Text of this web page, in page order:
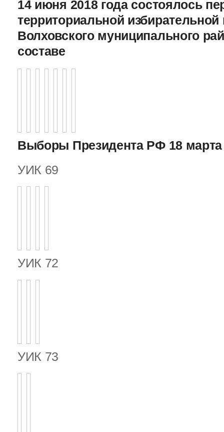
14 июня 2018 года состоялось
территориальной
Волховского муниципального
составе
Выборы Президента РФ 18 марта
УИК 69
УИК 72
УИК 73